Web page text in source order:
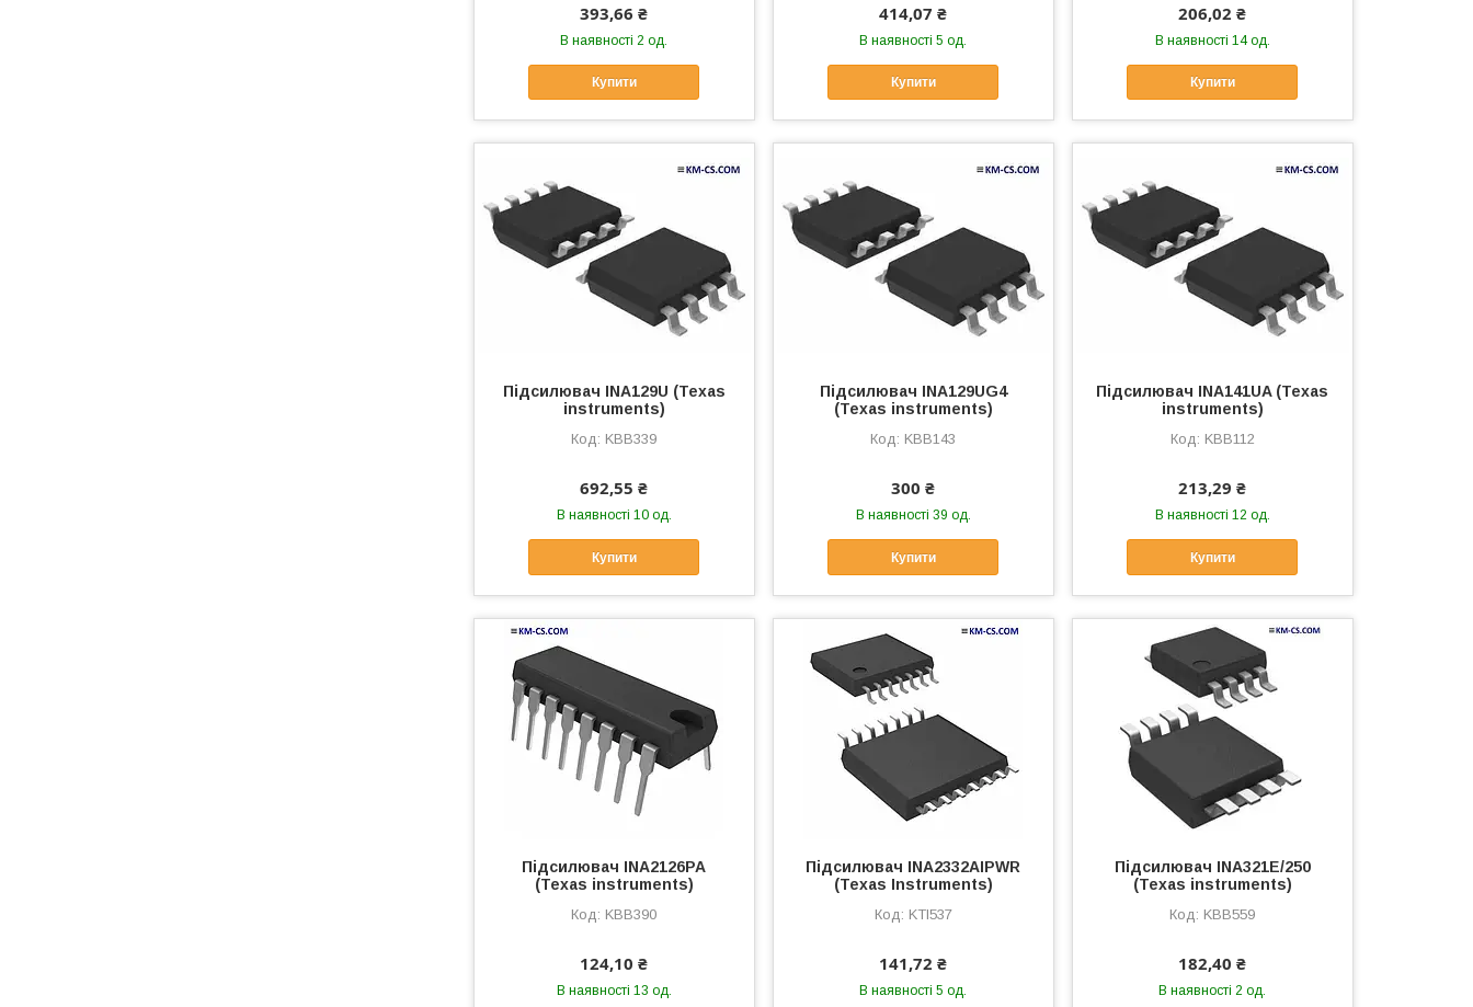
393,66 ₴
В наявності 2 од.
Купити
414,07 ₴
В наявності 5 од.
Купити
206,02 ₴
В наявності 14 од.
Купити
Підсилювач INA129U (Texas
instruments)
KBB339
692,55 ₴
В наявності 10 од.
Купити
Підсилювач INA129UG4
(Texas instruments)
KBB143
300 ₴
В наявності 39 од.
Купити
Підсилювач INA141UA (Texas
instruments)
KBB112
213,29 ₴
В наявності 12 од.
Купити
Підсилювач INA2126PA
(Texas instruments)
KBB390
124,10 ₴
В наявності 13 од.
Підсилювач INA2332AIPWR
(Texas Instruments)
KTI537
141,72 ₴
В наявності 5 од.
Підсилювач INA321E/250
(Texas instruments)
KBB559
182,40 ₴
В наявності 2 од.